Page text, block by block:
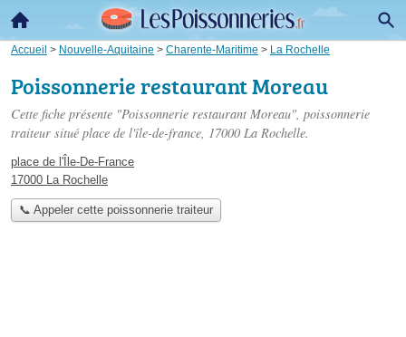
Accueil > Nouvelle-Aquitaine > Charente-Maritime > La Rochelle
Poissonnerie restaurant Moreau
Cette fiche présente "Poissonnerie restaurant Moreau", poissonnerie
traiteur situé place de l'île-de-france, 17000 La Rochelle.
place de l'Île-De-France
17000 La Rochelle
📞 Appeler cette poissonnerie traiteur